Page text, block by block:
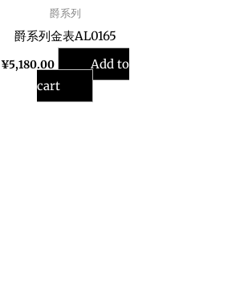
爵系列
爵系列金表AL0165
¥5,180.00
Add to
cart